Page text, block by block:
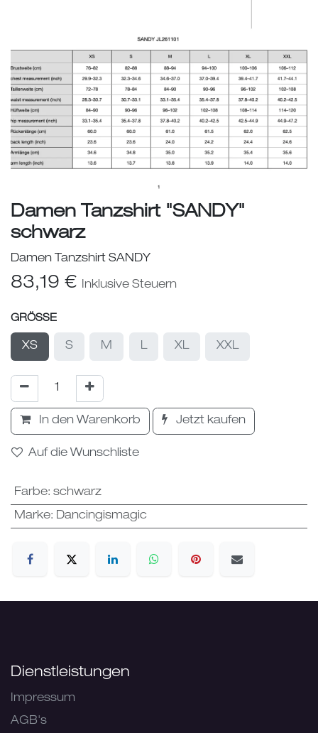
Damen Tanzshirt "SANDY"
schwarz
Damen Tanzshirt SANDY
83,19 € Inklusive Steuern
GRÖSSE
XS S M L XL XXL
In den Warenkorb Jetzt kaufen
Auf die Wunschliste
Farbe: schwarz
Marke: Dancingismagic
Dienstleistungen
Impressum
AGB's